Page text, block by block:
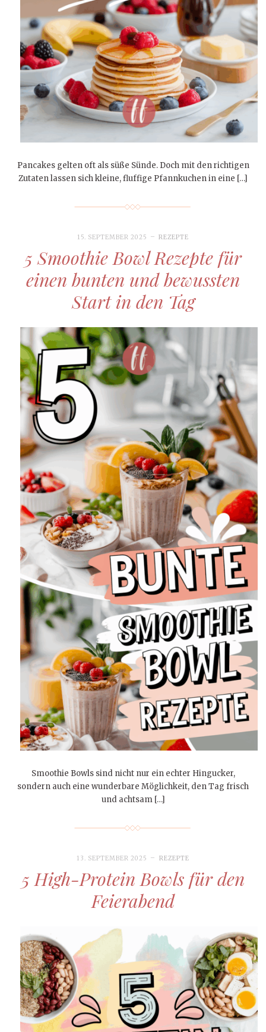
Pancakes gelten oft als süße Sünde. Doch mit den richtigen
Zutaten lassen sich kleine, fluffige Pfannkuchen in eine […]
15. SEPTEMBER 2025 REZEPTE
5 Smoothie Bowl Rezepte für
einen bunten und bewussten
Start in den Tag
Smoothie Bowls sind nicht nur ein echter Hingucker,
sondern auch eine wunderbare Möglichkeit, den Tag frisch
und achtsam […]
13. SEPTEMBER 2025 REZEPTE
5 High-Protein Bowls für den
Feierabend